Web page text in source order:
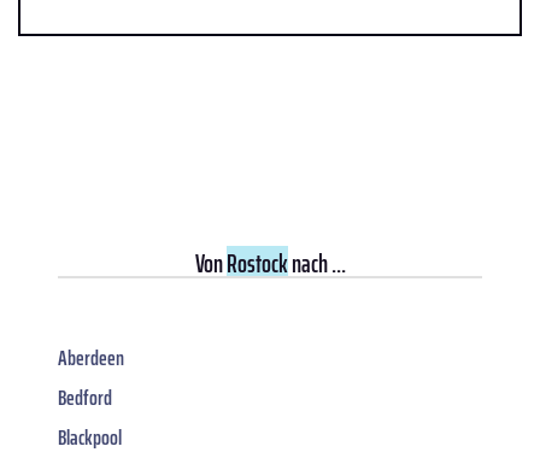
VonRostocknach ...
Aberdeen
Bedford
Blackpool